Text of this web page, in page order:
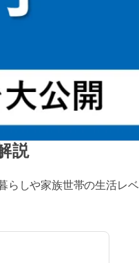
説
らしや家族世帯の生活レベ